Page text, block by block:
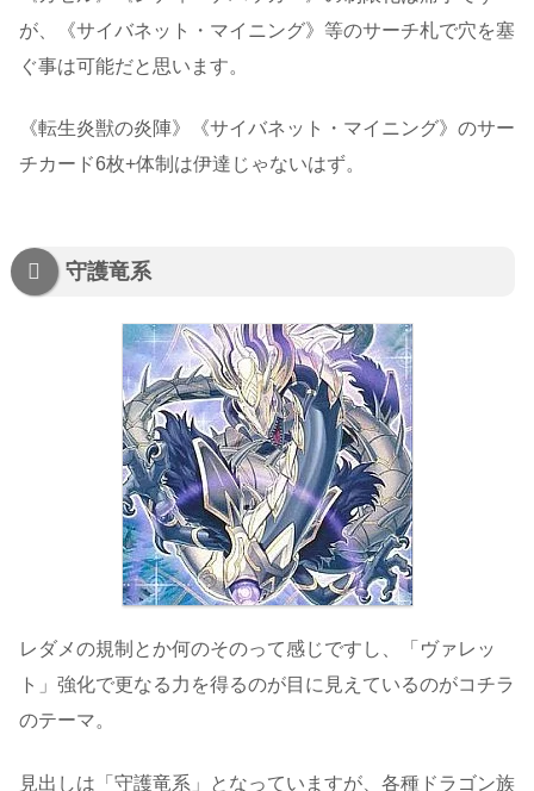
が、《サイバネット・マイニング》等のサーチ札で穴を塞
ぐ事は可能だと思います。
《転生炎獣の炎陣》《サイバネット・マイニング》のサー
チカード6枚+体制は伊達じゃないはず。
守護竜系
レダメの規制とか何のそのって感じですし、「ヴァレッ
ト」強化で更なる力を得るのが目に見えているのがコチラ
のテーマ。
見出しは「守護竜系」となっていますが、各種ドラゴン族